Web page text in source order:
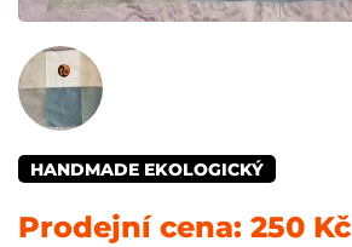
HANDMADE EKOLOGICKÝ
Prodejní cena: 250 Kč